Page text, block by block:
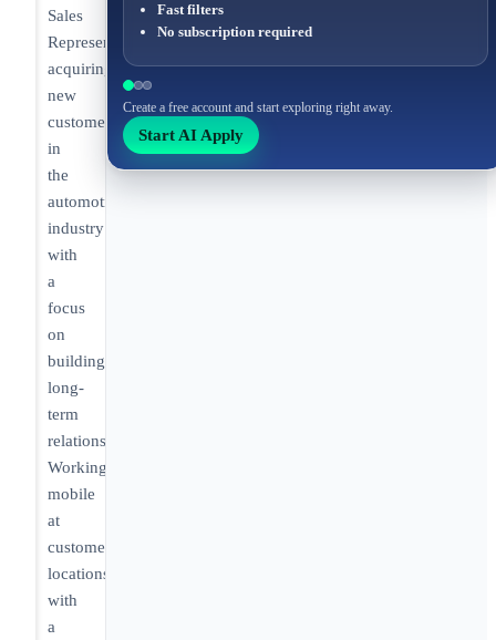
Fast filters
No subscription required
Create a free account and start exploring right away.
Start AI Apply
Sales
Representative
acquiring
new
customers
in
the
automotive
industry
with
a
focus
on
building
long-
term
relationships.
Working
mobile
at
customer
locations
with
a